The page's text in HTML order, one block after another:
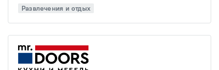
Развлечения и отдых